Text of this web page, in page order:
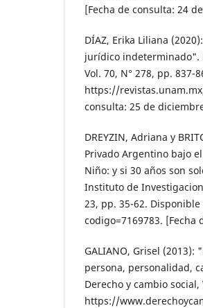
[Fecha de consulta: 24
DÍAZ, Erika Liliana
jurídico indeterminado".
Vol. 70, N° 278, pp. 837-
https://
consulta: 25 de
DREYZIN, Adriana y
Privado Argentino bajo
Niño: y si 30 años son
Instituto de
23, pp. 35-62.
codigo=7169783.
GALIANO, Grisel (2013):
persona, personalidad,
Derecho y cambio
https://